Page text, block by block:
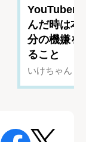
YouTuber
んだ時は
分の機嫌を
ること
いけちゃん（